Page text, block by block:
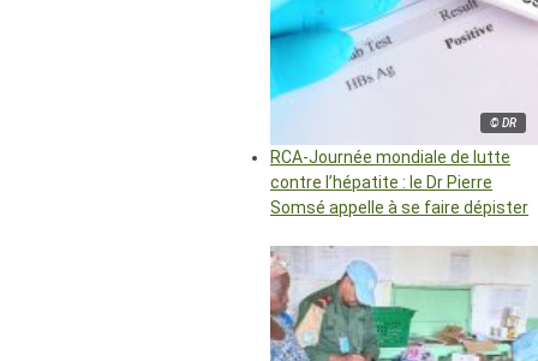
© DR
RCA-Journée mondiale de lutte
contre l’hépatite : le Dr Pierre
Somsé appelle à se faire dépister